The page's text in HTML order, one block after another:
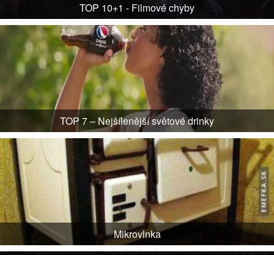
TOP 10+1 - Filmové chyby
TOP 7 – Nejšílenější světové drinky
Mikrovlnka